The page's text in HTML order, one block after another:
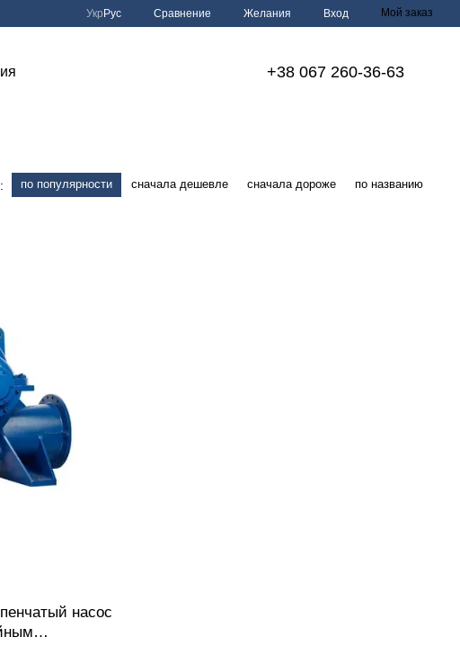
Укр Рус Сравнение Желания Вход Мой заказ
+38 067 260-36-63
по популярности сначала дешевле сначала дороже по названию
насос
из чугуна,